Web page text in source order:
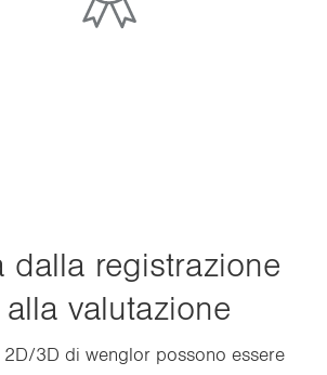
dalla re­gi­stra­zio­ne
va­lu­ta­zio­ne
3D di wen­glor pos­so­no es­se­re